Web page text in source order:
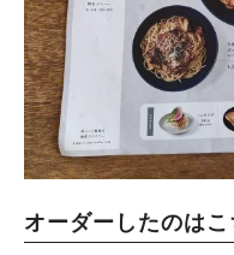
オーダーしたのはこ